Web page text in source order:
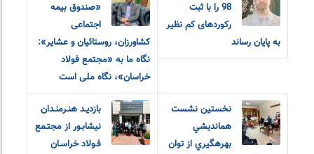
98 را با ثبت
رکوردهای کم نظیر
به پایان رساند
«صندوق بیمه
اجتماعی
کشاورزان، روستائیان و عشایر»:
نگاه ما به «مجتمع فولاد
خراسان»، نگاه ملی است
نخستين نشست
همانديشي
بهرهگيري از توان
بازديـد هنـرمنـدان
نيشابـور از مجتـمع
فـولاد خراسـان